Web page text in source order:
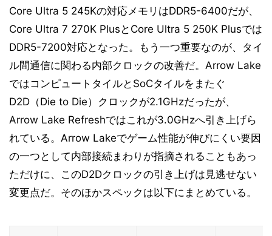
Core Ultra 5 245Kの対応メモリはDDR5-6400だが、
Core Ultra 7 270K PlusとCore Ultra 5 250K Plusでは
DDR5-7200対応となった。もう一つ重要なのが、タイ
ル間通信に関わる内部クロックの改善だ。Arrow Lake
ではコンピュートタイルとSoCタイルをまたぐ
D2D（Die to Die）クロックが2.1GHzだったが、
Arrow Lake Refreshではこれが3.0GHzへ引き上げら
れている。Arrow Lakeでゲーム性能が伸びにくい要因
の一つとして内部接続まわりが指摘されることもあっ
ただけに、このD2Dクロックの引き上げは見逃せない
変更点だ。そのほかスペックは以下にまとめている。